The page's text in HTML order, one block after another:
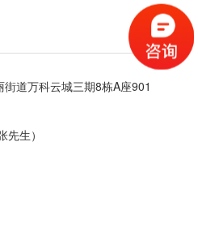
道万科云城三期8栋A座901
生）